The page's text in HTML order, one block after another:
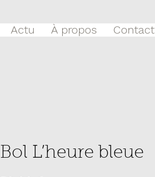
Actu À propos Contact
Bol L’heure bleue